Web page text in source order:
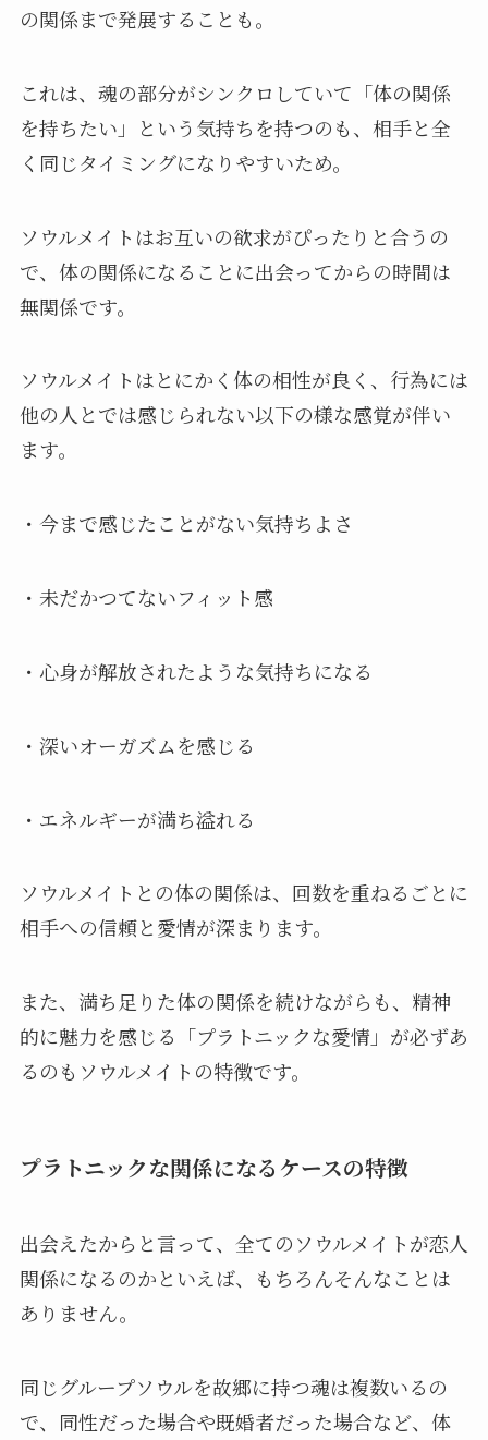
の関係まで発展することも。
これは、魂の部分がシンクロしていて「体の関係
を持ちたい」という気持ちを持つのも、相手と全
く同じタイミングになりやすいため。
ソウルメイトはお互いの欲求がぴったりと合うの
で、体の関係になることに出会ってからの時間は
無関係です。
ソウルメイトはとにかく体の相性が良く、行為には
他の人とでは感じられない以下の様な感覚が伴い
ます。
・今まで感じたことがない気持ちよさ
・未だかつてないフィット感
・心身が解放されたような気持ちになる
・深いオーガズムを感じる
・エネルギーが満ち溢れる
ソウルメイトとの体の関係は、回数を重ねるごとに
相手への信頼と愛情が深まります。
また、満ち足りた体の関係を続けながらも、精神
的に魅力を感じる「プラトニックな愛情」が必ずあ
るのもソウルメイトの特徴です。
プラトニックな関係になるケースの特徴
出会えたからと言って、全てのソウルメイトが恋人
関係になるのかといえば、もちろんそんなことは
ありません。
同じグループソウルを故郷に持つ魂は複数いるの
で、同性だった場合や既婚者だった場合など、体